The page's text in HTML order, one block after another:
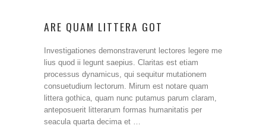
ARE QUAM LITTERA GOT
Investigationes demonstraverunt lectores legere me
lius quod ii legunt saepius. Claritas est etiam
processus dynamicus, qui sequitur mutationem
consuetudium lectorum. Mirum est notare quam
littera gothica, quam nunc putamus parum claram,
anteposuerit litterarum formas humanitatis per
seacula quarta decima et …